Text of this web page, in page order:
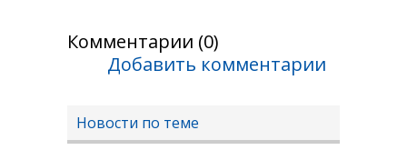
Комментарии (0)
Добавить комментарии
Новости по теме